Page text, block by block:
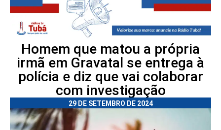
Homem que matou a própria
irmã em Gravatal se entrega à
polícia e diz que vai colaborar
com investigação
29 DE SETEMBRO DE 2024